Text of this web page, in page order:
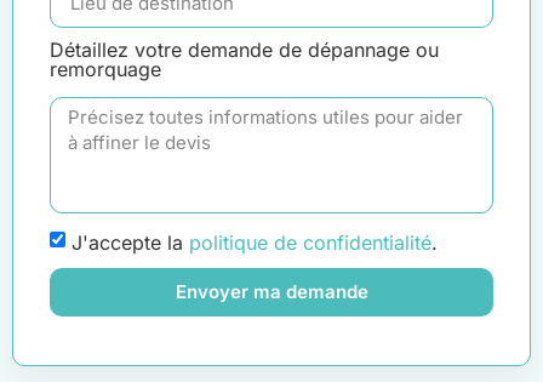
Détaillez votre demande de dépannage ou
remorquage
J'accepte la politique de confidentialité.
Envoyer ma demande